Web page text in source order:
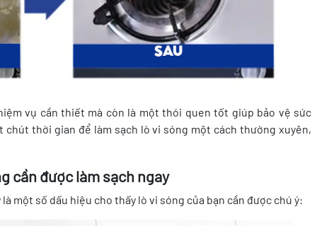
vụ cần thiết mà còn là một thói quen tốt giúp bảo vệ sức
chút thời gian để làm sạch lò vi sóng một cách thường xuyên,
cần được làm sạch ngay
một số dấu hiệu cho thấy lò vi sóng của bạn cần được chú ý: